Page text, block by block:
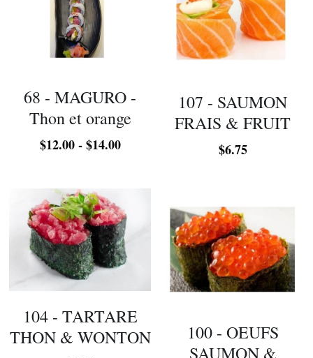
68 - MAGURO -
Thon et orange
$12.00 - $14.00
107 - SAUMON
FRAIS & FRUIT
$6.75
104 - TARTARE
THON & WONTON
100 - OEUFS
SAUMON &